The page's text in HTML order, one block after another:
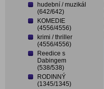
hudební / muzikál
(642/642)
KOMEDIE
(4556/4556)
krimi / thriller
(4556/4556)
Reedice s
Dabingem
(538/538)
RODINNÝ
(1345/1345)